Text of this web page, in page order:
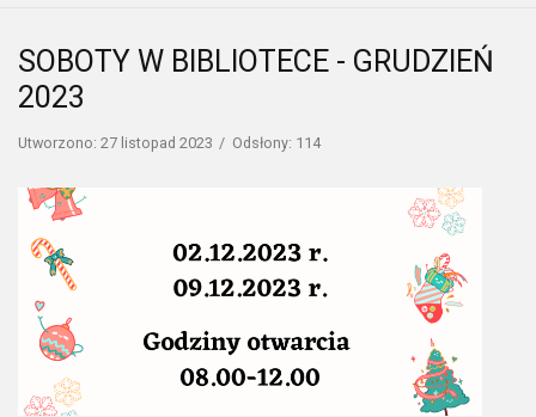
SOBOTY W BIBLIOTECE - GRUDZIEŃ
2023
Utworzono: 27 listopad 2023 Odsłony: 114